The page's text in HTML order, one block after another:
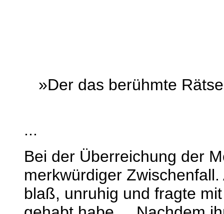
»Der das berühmte
...
Bei der Überreichung der
merkwürdiger
blaß, unruhig und fragte